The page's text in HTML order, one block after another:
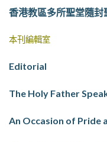
香港教區多所聖堂隨封
本刊編輯室
Editorial
The Holy Father
An Occasion of Pride